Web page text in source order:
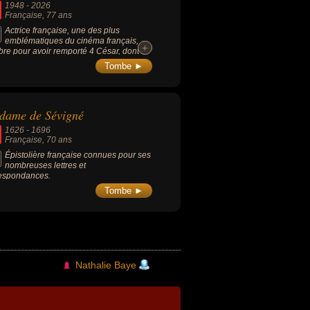
1948 -2026
Française, 77 ans
Actrice française, une des plus
emblématiques du cinéma français,
pour avoir remporté 4 César, dont 2
pour la Meilleure Actrice, célèbre
collaborations avec des réalisateurs de
(1999) mais aussi en incarnant la
de Leonardo DiCaprio dans le film de
Spielberg "Arrête-moi si tu peux"
+
+
Tombe ►
de Sévigné
1626 -1696
Française, 70 ans
Épistolière française connues pour ses
nombreuses lettres et
Tombe ►
Nathalie Baye